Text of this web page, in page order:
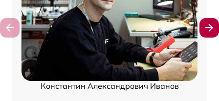
Константин Александрович Иванов